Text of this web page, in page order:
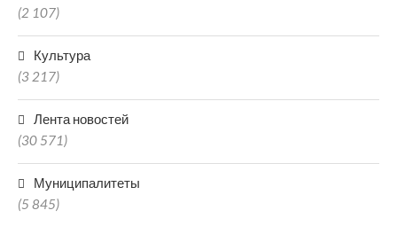
(2 107)
Культура
(3 217)
Лента новостей
(30 571)
Муниципалитеты
(5 845)